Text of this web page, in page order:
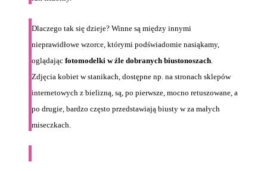
Dlaczego tak się dzieje? Winne są między innymi
nieprawidłowe wzorce, którymi podświadomie nasiąkamy,
oglądając fotomodelki w źle dobranych biustonoszach
Zdjęcia kobiet w stanikach, dostępne np. na stronach sklepów
internetowych z bielizną, są, po pierwsze, mocno retuszowane, a
po drugie, bardzo często przedstawiają biusty w za małych
miseczkach.